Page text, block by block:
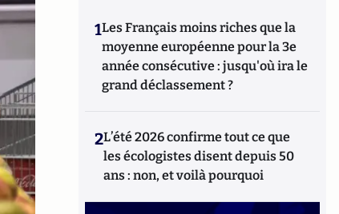
1Les Français moins riches que la
moyenne européenne pour la 3e
année consécutive : jusqu'où ira le
grand déclassement ?
2L’été 2026 confirme tout ce que
les écologistes disent depuis 50
ans : non, et voilà pourquoi